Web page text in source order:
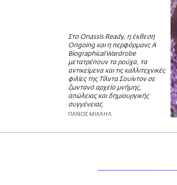
Στο Onassis Ready, η έκθεση
Ongoing και η περφόρμανς A
Biographical Wardrobe
μετατρέπουν τα ρούχα, τα
αντικείμενα και τις καλλιτεχνικές
φιλίες της Τίλντα Σουίντον σε
ζωντανό αρχείο μνήμης,
απώλειας και δημιουργικής
συγγένειας.
ΠΑΝΟΣ ΜΙΧΑΗΛ